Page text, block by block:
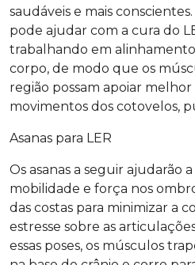
saudáveis ​​e mais
pode ajudar com a cura do
trabalhando em
corpo, de modo que os
região possam apoiar
movimentos dos cotovelos,
Asanas para LER
Os asanas a seguir ajudarão
mobilidade e força nos
das costas para minimizar a
estresse sobre as
essas poses, os músculos